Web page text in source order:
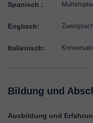
Spanisch :
Englisch:
Italienisch:
Bildung und
Ausbildung und